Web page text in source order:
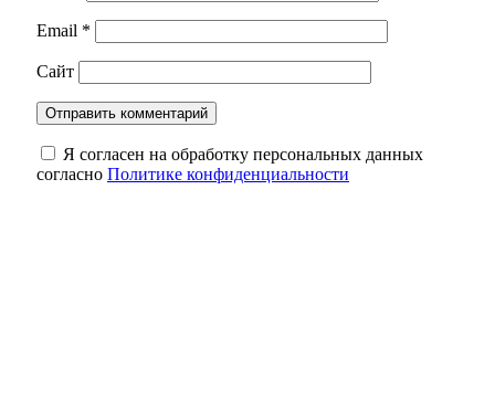
Email *
Сайт
Я согласен на обработку персональных данных
согласно Политике конфиденциальности